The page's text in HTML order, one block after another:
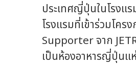
ประเทศญี่ปุ่นในโรงแ
โรงแรมที่เข้าร่วมโคร
Supporter จาก
เป็นห้องอาหารญี่ปุ่นแ